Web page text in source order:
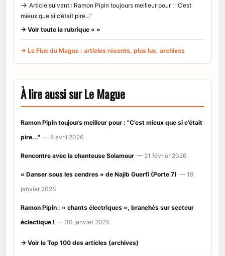
→ Article suivant : Ramon Pipin toujours meilleur pour : "C’est
mieux que si c’était pire..."
→ Voir toute la rubrique « »
→ Le Flux du Mague : articles récents, plus lus, archives
À lire aussi sur Le Mague
Ramon Pipin toujours meilleur pour : "C’est mieux que si c’était
pire..." — 8 avril 2026
Rencontre avec la chanteuse Solamour — 21 février 2026
« Danser sous les cendres » de Najib Guerfi (Porte 7) — 19
janvier 2026
Ramon Pipin : « chants électriques », branchés sur secteur
éclectique ! — 30 janvier 2025
→ Voir le Top 100 des articles (archives)